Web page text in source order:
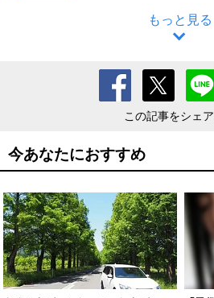
もっと見る
この記事をシェ
今あなたにおすすめ